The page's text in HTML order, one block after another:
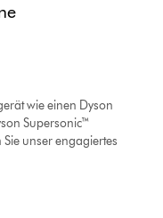
wie einen Dyson
Supersonic™
unser engagiertes